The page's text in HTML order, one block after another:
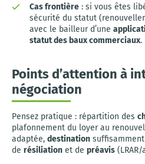
Cas frontière : si vous êtes
sécurité du statut
avec le bailleur d’une
statut des baux commerciaux.
Points d’attention à
négociation
Pensez pratique : répartition des
plafonnement du loyer au
adaptée, destination
de résiliation et de préavis